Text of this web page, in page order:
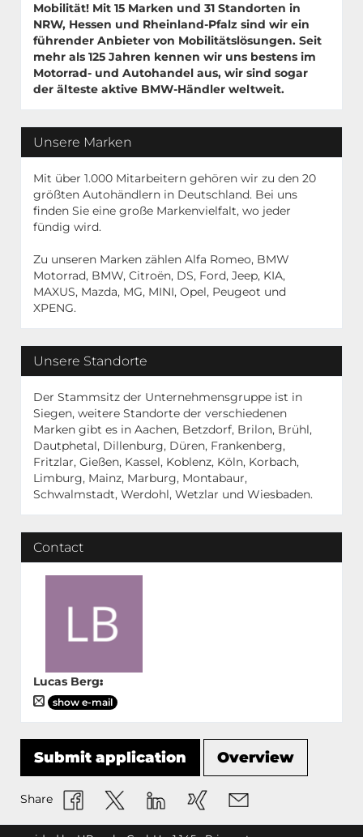
Mobilität! Mit 15 Marken und 31 Standorten in
NRW, Hessen und Rheinland-Pfalz sind wir ein
führender Anbieter von Mobilitätslösungen. Seit
mehr als 125 Jahren kennen wir uns bestens im
Motorrad- und Autohandel aus, wir sind sogar
der älteste aktive BMW-Händler weltweit.
Unsere Marken
Mit über 1.000 Mitarbeitern gehören wir zu den 20
größten Autohändlern in Deutschland. Bei uns
finden Sie eine große Markenvielfalt, wo jeder
fündig wird.
Zu unseren Marken zählen Alfa Romeo, BMW
Motorrad, BMW, Citroën, DS, Ford, Jeep, KIA,
MAXUS, Mazda, MG, MINI, Opel, Peugeot und
XPENG.
Unsere Standorte
Der Stammsitz der Unternehmensgruppe ist in
Siegen, weitere Standorte der verschiedenen
Marken gibt es in Aachen, Betzdorf, Brilon, Brühl,
Dautphetal, Dillenburg, Düren, Frankenberg,
Fritzlar, Gießen, Kassel, Koblenz, Köln, Korbach,
Limburg, Mainz, Marburg, Montabaur,
Schwalmstadt, Werdohl, Wetzlar und Wiesbaden.
Contact
Lucas Berg:
show e-mail
Submit application Overview
Share